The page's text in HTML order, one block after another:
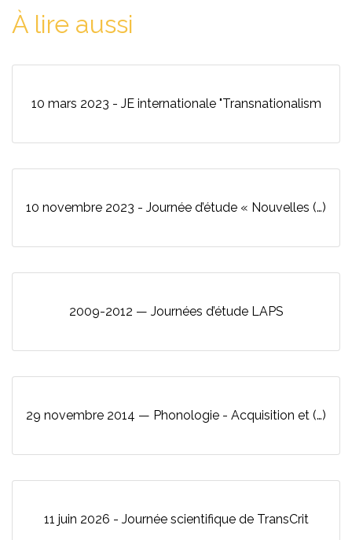
À lire aussi
10 mars 2023 - JE internationale "Transnationalism
10 novembre 2023 - Journée d’étude « Nouvelles (…)
2009-2012 — Journées d’étude LAPS
29 novembre 2014 — Phonologie - Acquisition et (…)
11 juin 2026 - Journée scientifique de TransCrit